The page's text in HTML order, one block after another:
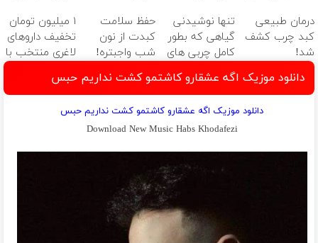
دندان
با40%تخفیف)
آموزش رایگان
55%تخفیف تا
امشب
درمان طبیعی
کبد چرب کشف
شد!
تنها نوشیدنی
گیاهی که بطور
کامل چربی های
کبد رو از بین
میبره
حفظ سلامت
کبدت از نون
شب واجبتره!
۱ میلیون تومان
تخفیف داروهای
لاغری منتخب با
ارسال از داروخانه
نزدیکت
دانلود موزیک اگه عشقارو کاشتمو کشت نداریم حبس
دانلود موزیک اگه عشقارو کاشتمو کشت نداریم حبس
Download New Music Habs Khodafezi